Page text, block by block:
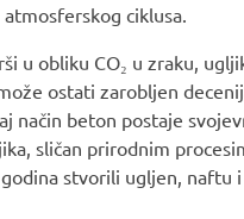
ciklusa.
u obliku CO₂ u zraku,
ostati zarobljen
način beton postaje
sličan prirodnim
stvorili ugljen, naftu